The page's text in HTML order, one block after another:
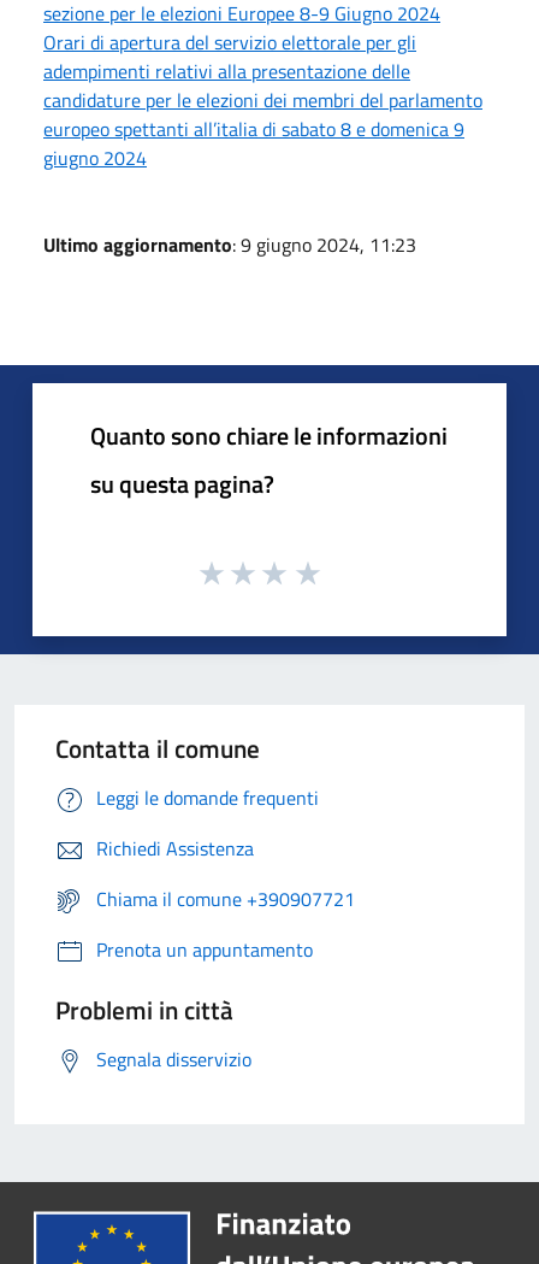
sezione per le elezioni Europee 8-9 Giugno 2024
Orari di apertura del servizio elettorale per gli
adempimenti relativi alla presentazione delle
candidature per le elezioni dei membri del parlamento
europeo spettanti all’italia di sabato 8 e domenica 9
giugno 2024
Ultimo aggiornamento: 9 giugno 2024, 11:23
Quanto sono chiare le informazioni
su questa pagina?
Contatta il comune
Leggi le domande frequenti
Richiedi Assistenza
Chiama il comune +390907721
Prenota un appuntamento
Problemi in città
Segnala disservizio